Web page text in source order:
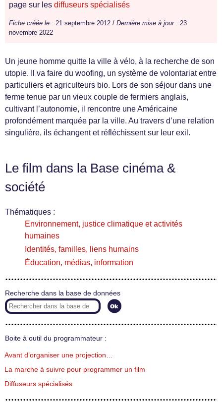
page sur les diffuseurs spécialisés
Fiche créée le : 21 septembre 2012 / Dernière mise à jour : 23
novembre 2022
Un jeune homme quitte la ville à vélo, à la recherche de son
utopie. Il va faire du woofing, un système de volontariat entre
particuliers et agriculteurs bio. Lors de son séjour dans une
ferme tenue par un vieux couple de fermiers anglais,
cultivant l’autonomie, il rencontre une Américaine
profondément marquée par la ville. Au travers d’une relation
singulière, ils échangent et réfléchissent sur leur exil.
Le film dans la Base cinéma &
société
Thématiques :
Environnement, justice climatique et activités
humaines
Identités, familles, liens humains
Éducation, médias, information
Recherche dans la base de données
Boite à outil du programmateur :
Avant d’organiser une projection…
La marche à suivre pour programmer un film
Diffuseurs spécialisés